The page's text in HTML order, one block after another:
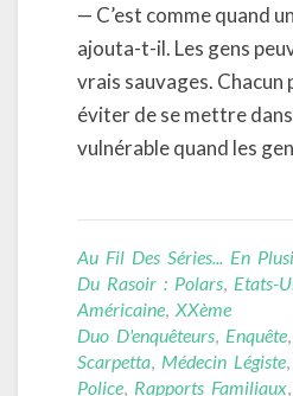
— C’est comme quand
ajouta-t-il. Les gens
vrais sauvages.
éviter de se mettre
vulnérable quand les
Au Fil Des Séries... En
Du Rasoir : Polars Etats-
Américaine XXème
Duo D'enquêteurs Enquête
Scarpetta Médecin Légiste
Police Rapports Familiaux